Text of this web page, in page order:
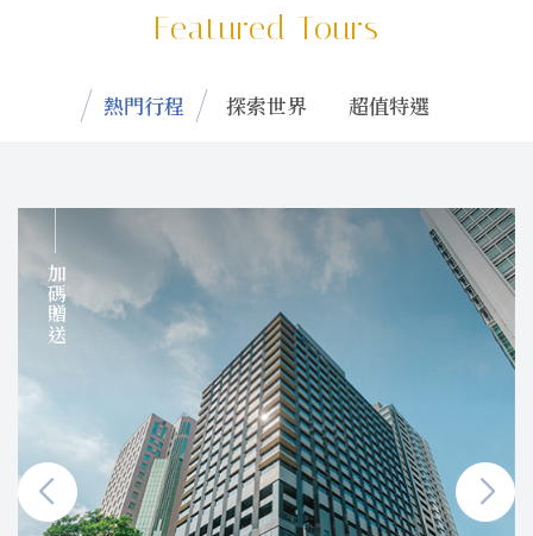
Featured Tours
熱門行程 探索世界 超值特選
加碼贈送